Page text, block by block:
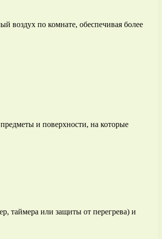
воздух по комнате, обеспечивая более
и поверхности, на которые
таймера или защиты от перегрева) и